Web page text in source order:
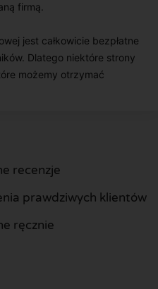
firmą.
jest całkowicie bezpłatne
Dlatego niektóre strony
możemy otrzymać
recenzje
prawdziwych klientów
ręcznie